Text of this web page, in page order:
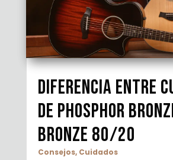
Diferencia entre
de Phosphor
Bronze 80/20
Consejos, Cuidados